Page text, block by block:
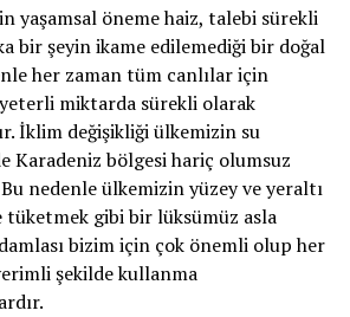
yaşamsal öneme haiz, talebi sürekli
bir şeyin ikame edilemediği bir doğal
her zaman tüm canlılar için
miktarda sürekli olarak
İklim değişikliği ülkemizin su
Karadeniz bölgesi hariç olumsuz
nedenle ülkemizin yüzey ve yeraltı
tüketmek gibi bir lüksümüz asla
bizim için çok önemli olup her
şekilde kullanma